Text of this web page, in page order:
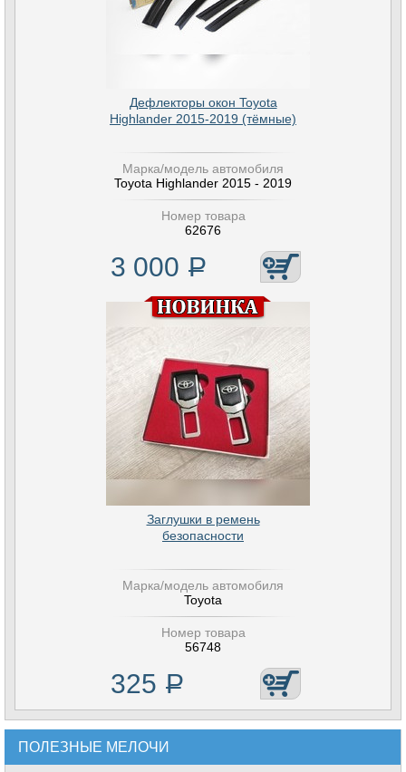
Дефлекторы окон Toyota
Highlander 2015-2019 (тёмные)
Марка/модель автомобиля
Toyota Highlander 2015 - 2019
Номер товара
62676
3 000 Р
Заглушки в ремень
безопасности
Марка/модель автомобиля
Toyota
Номер товара
56748
325 Р
ПОЛЕЗНЫЕ МЕЛОЧИ